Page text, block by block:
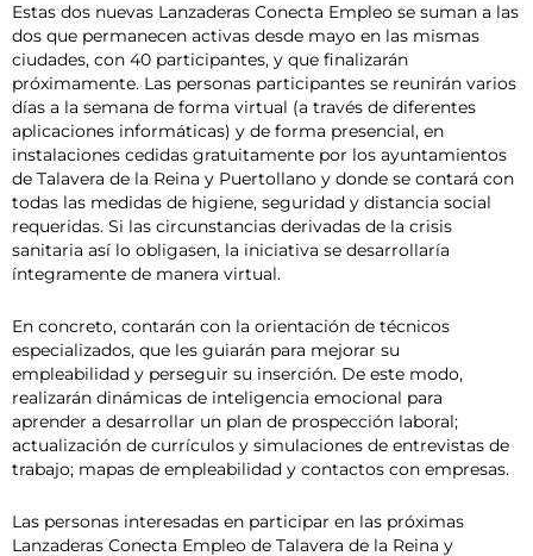
Estas dos nuevas Lanzaderas Conecta Empleo se suman a las
dos que permanecen activas desde mayo en las mismas
ciudades, con 40 participantes, y que finalizarán
próximamente. Las personas participantes se reunirán varios
días a la semana de forma virtual (a través de diferentes
aplicaciones informáticas) y de forma presencial, en
instalaciones cedidas gratuitamente por los ayuntamientos
de Talavera de la Reina y Puertollano y donde se contará con
todas las medidas de higiene, seguridad y distancia social
requeridas. Si las circunstancias derivadas de la crisis
sanitaria así lo obligasen, la iniciativa se desarrollaría
íntegramente de manera virtual.
En concreto, contarán con la orientación de técnicos
especializados, que les guiarán para mejorar su
empleabilidad y perseguir su inserción. De este modo,
realizarán dinámicas de inteligencia emocional para
aprender a desarrollar un plan de prospección laboral;
actualización de currículos y simulaciones de entrevistas de
trabajo; mapas de empleabilidad y contactos con empresas.
Las personas interesadas en participar en las próximas
Lanzaderas Conecta Empleo de Talavera de la Reina y